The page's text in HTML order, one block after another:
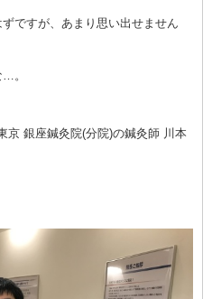
ですが、あまり思い出せません
。
京 銀座鍼灸院(分院)の鍼灸師 川本